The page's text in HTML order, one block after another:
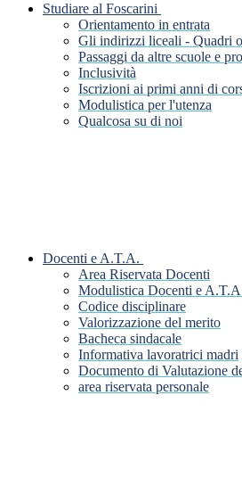
Studiare al Foscarini
Orientamento in entrata
Gli indirizzi liceali - Quadri
Passaggi da altre scuole e
Inclusività
Iscrizioni ai primi anni di
Modulistica per l'utenza
Qualcosa su di noi
Docenti e A.T.A.
Area Riservata Docenti
Modulistica Docenti e
Codice disciplinare
Valorizzazione del merito
Bacheca sindacale
Informativa lavoratrici madri
Documento di Valutazione
area riservata personale